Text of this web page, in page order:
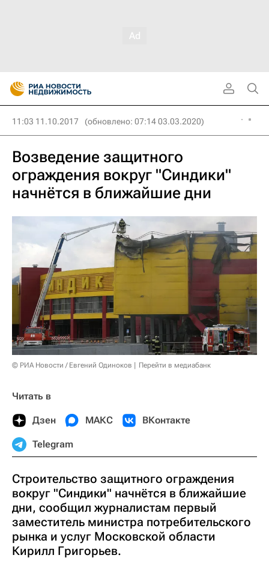
11:03 11.10.2017 (обновлено: 07:14 03.03.2020)
Возведение защитного
ограждения вокруг "Синдики"
начнётся в ближайшие дни
© РИА Новости / Евгений Одиноков Перейти в медиабанк
Читать в
Дзен МАКС ВКонтакте
Telegram
Строительство защитного ограждения
вокруг "Синдики" начнётся в ближайшие
дни, сообщил журналистам первый
заместитель министра потребительского
рынка и услуг Московской области
Кирилл Григорьев.